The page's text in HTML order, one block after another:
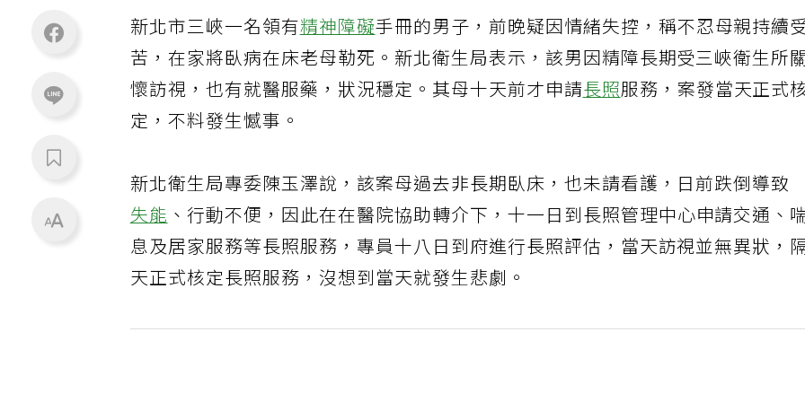
新北市三峽一名領有精神障礙手冊的男子，前晚疑因情緒失控，稱不忍母親持續
苦，在家將臥病在床老母勒死。新北衛生局表示，該男因精障長期受三峽衛生所
懷訪視，也有就醫服藥，狀況穩定。其母十天前才申請長照服務，案發當天正式
定，不料發生憾事。
新北衛生局專委陳玉澤說，該案母過去非長期臥床，也未請看護，日前跌倒導致
失能 、行動不便，因此在在醫院協助轉介下，十一日到長照管理中心申請交通、
息及居家服務等長照服務，專員十八日到府進行長照評估，當天訪視並無異狀，
天正式核定長照服務，沒想到當天就發生悲劇。